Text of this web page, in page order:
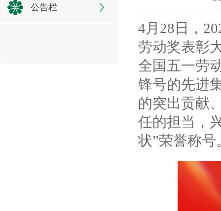
公告栏
4月28日，
劳动奖表彰
全国五一劳
锋号的先进
的突出贡献
任的担当，
状”荣誉称号